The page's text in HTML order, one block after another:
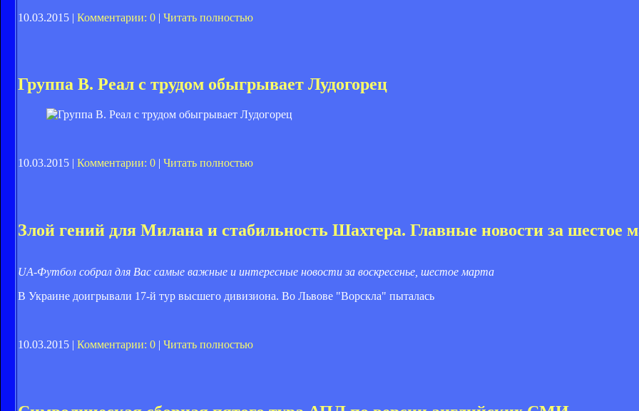
10.03.2015 | Комментарии: 0 | Читать полностью
Группа B. Реал с трудом обыгрывает Лудогорец
10.03.2015 | Комментарии: 0 | Читать полностью
Злой гений для Милана и стабильность Шахтера. Главные новости за шестое
UA-Футбол собрал для Вас самые важные и интересные новости за воскресенье, шестое марта
В Украине доигрывали 17-й тур высшего дивизиона. Во Львове "Ворскла" пыталась
10.03.2015 | Комментарии: 0 | Читать полностью